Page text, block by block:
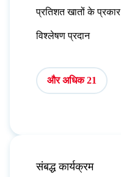
प्रतिशत खातों के प्रकार
विश्लेषण प्रदान
और अधिक 21
संबद्ध कार्यक्रम